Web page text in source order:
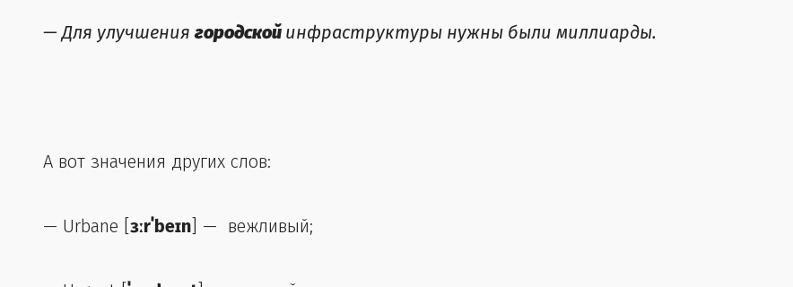
—Для улучшениягородской инфраструктуры нужны были миллиарды.
А вот значения других слов:
— Urbane [ ɜːrˈbeɪn ] — вежливый;